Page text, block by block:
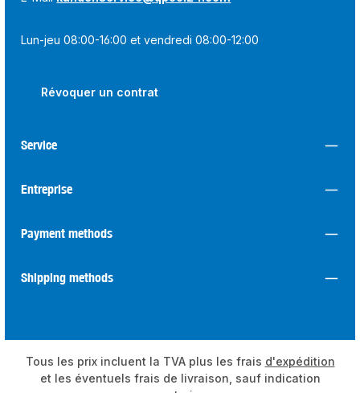
Lun-jeu 08:00-16:00 et vendredi 08:00-12:00
Révoquer un contrat
Service
Entreprise
Payment methods
Shipping methods
Tous les prix incluent la TVA plus les frais d'expédition
et les éventuels frais de livraison, sauf indication